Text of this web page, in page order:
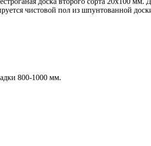
чистовой пол из шпунтованной
800-1000 мм.